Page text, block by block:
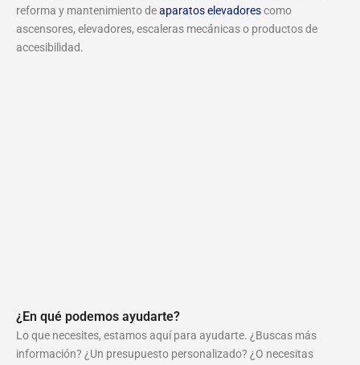
reforma y mantenimiento deaparatos elevadorescomo
ascensores, elevadores, escaleras mecánicas o productos de
accesibilidad.
¿En qué podemos ayudarte?
Lo que necesites, estamos aquí para ayudarte. ¿Buscas más
información? ¿Un presupuesto personalizado? ¿O necesitas